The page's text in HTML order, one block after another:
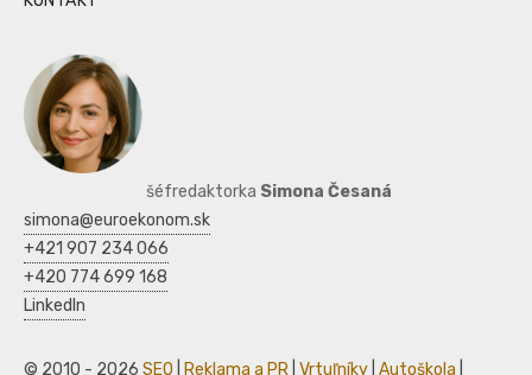
šéfredaktorka Simona Česaná
simona@euroekonom.sk
+421 907 234 066
+420 774 699 168
LinkedIn
© 2010 - 2026 SEO Reklama a PR Vrtuľníky Autoškola